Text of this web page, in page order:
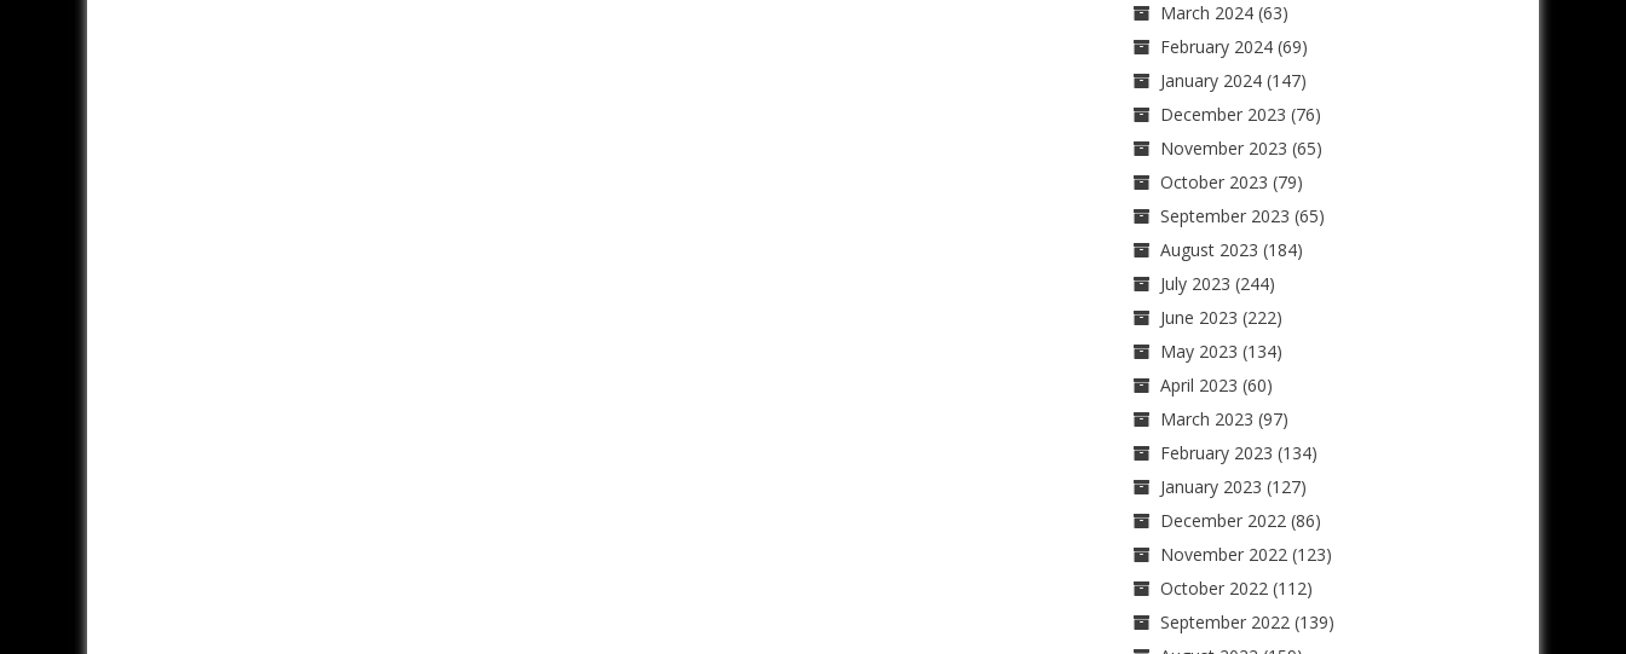
March 2024(63)
February 2024(69)
January 2024(147)
December 2023 (76)
November 2023 (65)
October 2023 (79)
September 2023 (65)
August 2023 (184)
July 2023 (244)
June 2023 (222)
May 2023 (134)
April 2023 (60)
March 2023 (97)
February 2023 (134)
January 2023 (127)
December 2022(86)
November 2022(123)
October 2022(112)
September 2022(139)